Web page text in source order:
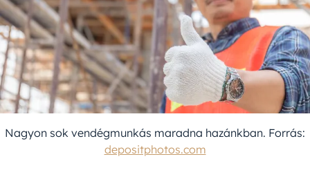
Nagyon sok vendégmunkás maradna hazánkban. Forrás:
depositphotos.com